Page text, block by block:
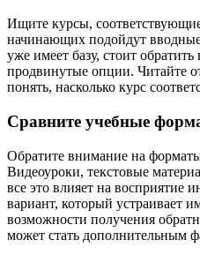
Ищите курсы,
начинающих подойдут
уже имеет базу, стоит
продвинутые опции. Читайте
понять, насколько курс
Сравните учебные
Обратите внимание на
Видеоуроки, текстовые
все это влияет на восприятие
вариант, который устраивает
возможности получения
может стать дополнительным